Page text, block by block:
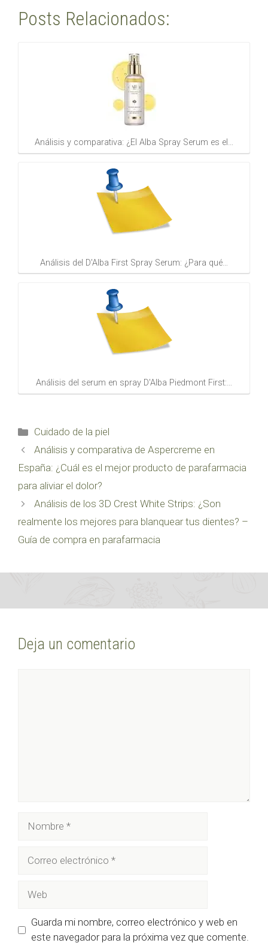
Posts Relacionados:
Análisis y comparativa: ¿El Alba Spray Serum es el…
Análisis del D'Alba First Spray Serum: ¿Para qué…
Análisis del serum en spray D'Alba Piedmont First:…
Categorías
Cuidado de la piel
Análisis y comparativa de Aspercreme en
España: ¿Cuál es el mejor producto de parafarmacia
para aliviar el dolor?
Análisis de los 3D Crest White Strips: ¿Son
realmente los mejores para blanquear tus dientes? –
Guía de compra en parafarmacia
Deja un comentario
Guarda mi nombre, correo electrónico y web en
este navegador para la próxima vez que comente.